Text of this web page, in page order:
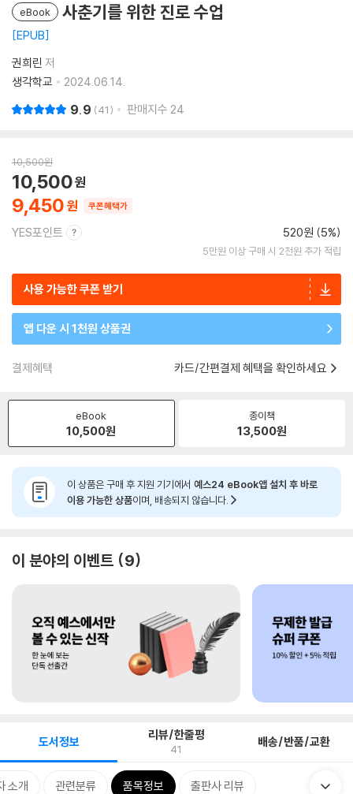
eBook 사춘기를 위한 진로 수업
EPUB
권희린 저
생각학교
2024.06.14.
9.9 41 판매지수 24
10,500원
9,450
10,500
쿠폰혜택가
YES포인트 520원 (5%)
5만원 이상 구매 시 2천원 추가 적립
사용 가능한 쿠폰 받기
앱 다운 시 1천원 상품권
결제혜택 카드/간편결제 혜택을 확인하세요
eBook
10,500원
종이책
13,500원
이 상품은 구매 후 지원 기기에서 예스24 eBook앱 설치 후 바로
이용 가능한 상품이며, 배송되지 않습니다.
이 분야의 이벤트 9
도서정보 리뷰/한줄평
41 배송/반품/교환
소개 관련분류 품목정보 출판사 리뷰